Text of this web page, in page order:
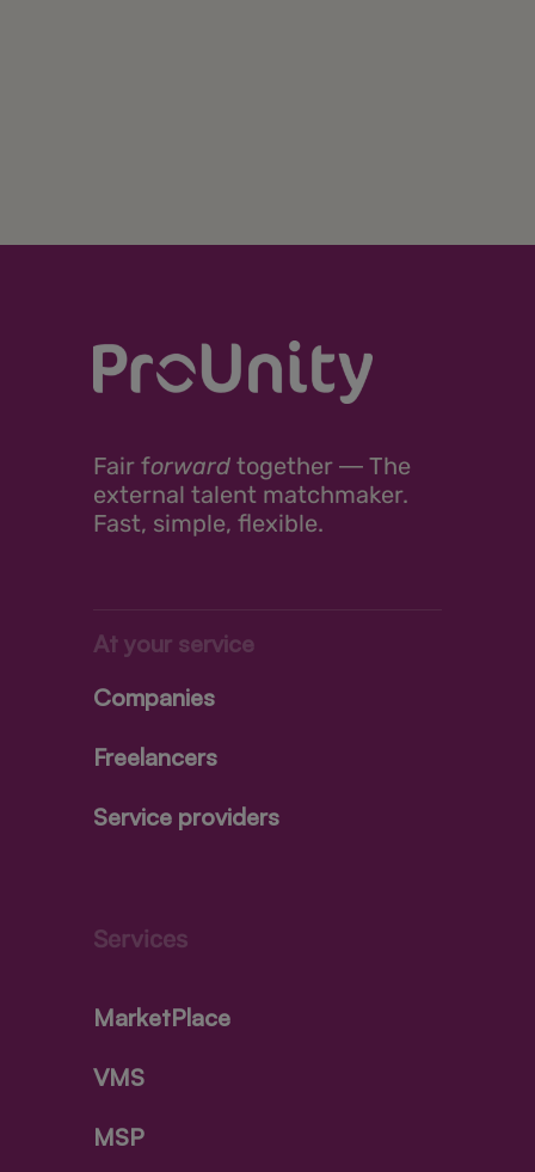
Fair forward together ― The
external talent matchmaker.
Fast, simple, flexible.
At your service
Companies
Freelancers
Service providers
Services
MarketPlace
VMS
MSP